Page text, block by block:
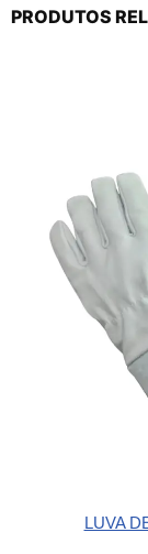
PRODUTOS
LUVA